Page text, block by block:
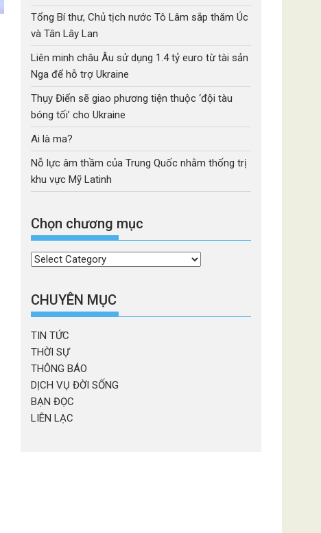
Tổng Bí thư, Chủ tịch nước Tô Lâm sắp thăm Úc
và Tân Lây Lan
Liên minh châu Âu sử dụng 1.4 tỷ euro từ tài sản
Nga để hỗ trợ Ukraine
Thụy Điển sẽ giao phương tiện thuộc ‘đội tàu
bóng tối’ cho Ukraine
Ai là ma?
Nỗ lực âm thầm của Trung Quốc nhằm thống trị
khu vực Mỹ Latinh
Chọn chương mục
Chọn
mục
CHUYÊN MỤC
TIN TỨC
THỜI SỰ
THÔNG BÁO
DỊCH VỤ ĐỜI SỐNG
BẠN ĐỌC
LIÊN LẠC